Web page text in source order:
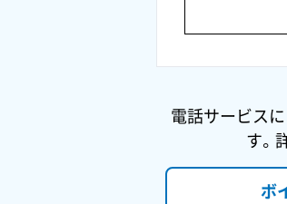
電話サービス
す。
ボ